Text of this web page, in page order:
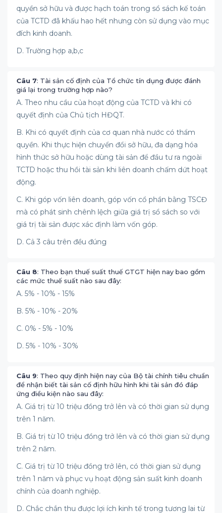
quyền sở hữu và được hạch toán trong sổ sách kế toán
của TCTD đã khấu hao hết nhưng còn sử dụng vào mục
đích kinh doanh.
D. Trường hợp a,b,c
Câu 7: Tài sản cố định của Tổ chức tín dụng được đánh
giá lại trong trường hợp nào?
A. Theo nhu cầu của hoạt động của TCTD và khi có
quyết định của Chủ tịch HĐQT.
B. Khi có quyết định của cơ quan nhà nước có thẩm
quyền. Khi thực hiện chuyển đổi sở hữu, đa dạng hóa
hình thức sở hữu hoặc dùng tài sản để đầu tư ra ngoài
TCTD hoặc thu hồi tài sản khi liên doanh chấm dứt hoạt
động.
C. Khi góp vốn liên doanh, góp vốn cổ phần bằng TSCĐ
mà có phát sinh chênh lệch giữa giá trị sổ sách so với
giá trị tài sản được xác định làm vốn góp.
D. Cả 3 câu trên đều đúng
Câu 8: Theo bạn thuế suất thuế GTGT hiện nay bao gồm
các mức thuế suất nào sau đây:
A. 5% - 10% - 15%
B. 5% - 10% - 20%
C. 0% - 5% - 10%
D. 5% - 10% - 30%
Câu 9: Theo quy định hiện nay của Bộ tài chính tiêu chuẩn
để nhận biết tài sản cố định hữu hình khi tài sản đó đáp
ứng điều kiện nào sau đây:
A. Giá trị từ 10 triệu đồng trở lên và có thời gian sử dụng
trên 1 năm.
B. Giá trị từ 10 triệu đồng trở lên và có thời gian sử dụng
trên 2 năm.
C. Giá trị từ 10 triệu đồng trở lên, có thời gian sử dụng
trên 1 năm và phục vụ hoạt động sản suất kinh doanh
chính của doanh nghiệp.
D. Chắc chắn thu được lợi ích kinh tế trong tương lai từ